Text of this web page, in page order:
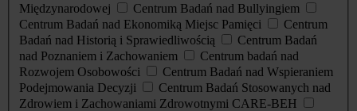
Międzynarodowej
Centrum Badań nad Bullyingiem
Centrum Badań nad Ekonomiką Miejsc Pamięci
Centrum
Badań nad Historią i Sprawiedliwością
Centrum Badań
nad Poznaniem i Zachowaniem
Centrum badań nad
Rozwojem Osobowości
Centrum Badań nad Wspieraniem
Podejmowania Decyzji
Centrum Badań Stosowanych nad
Zdrowiem i Zachowaniami Zdrowotnymi CARE-BEH